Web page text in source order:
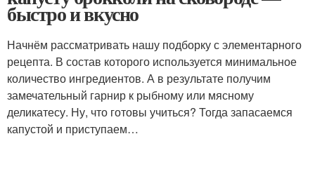
быстро и вкусно
Начнём рассматривать нашу подборку с элементарного
рецепта. В состав которого используется минимальное
количество ингредиентов. А в результате получим
замечательный гарнир к рыбному или мясному
деликатесу. Ну, что готовы учиться? Тогда запасаемся
капустой и приступаем…